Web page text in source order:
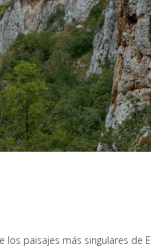
paisajes más singulares de